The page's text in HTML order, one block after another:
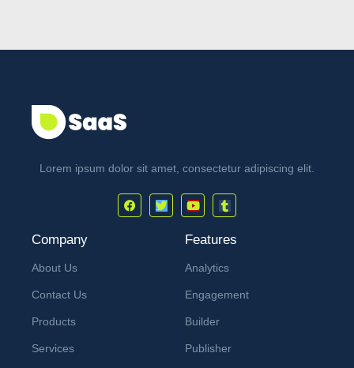
Lorem ipsum dolor sit amet, consectetur adipiscing elit.
Company
About Us
Contact Us
Products
Services
Features
Analytics
Engagement
Builder
Publisher